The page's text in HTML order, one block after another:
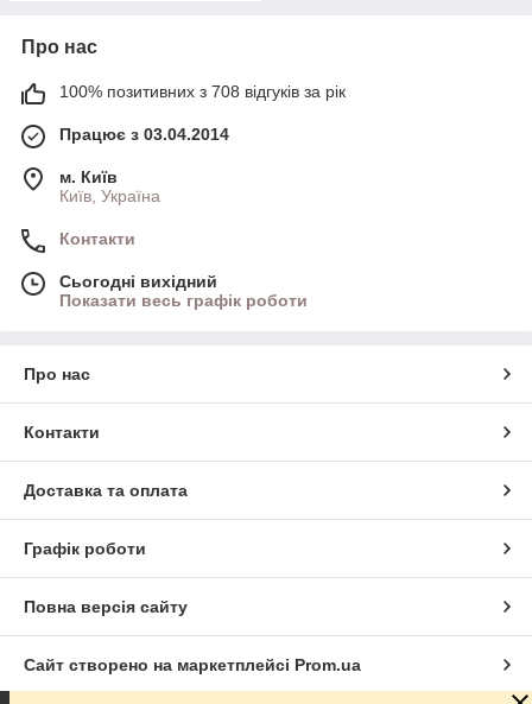
Про нас
100% позитивних з 708 відгуків за рік
Працює з 03.04.2014
м. Київ
Київ, Україна
Контакти
Сьогодні вихідний
Показати весь графік роботи
Про нас
Контакти
Доставка та оплата
Графік роботи
Повна версія сайту
Сайт створено на маркетплейсі Prom.ua